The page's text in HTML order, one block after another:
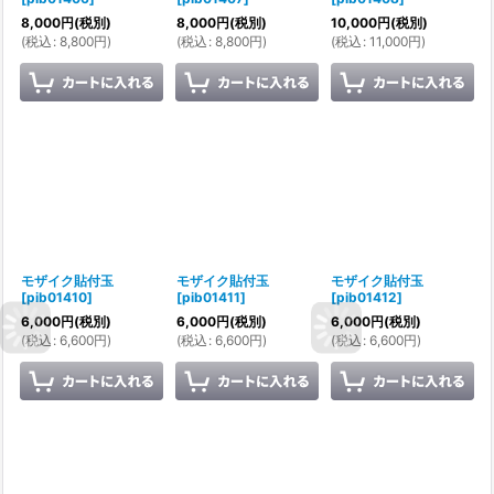
8,000円(税別)
(税込 : 8,800円)
8,000円(税別)
(税込 : 8,800円)
10,000円(税別)
(税込 : 11,000円)
モザイク貼付玉
[pib01410]
6,000円(税別)
(税込 : 6,600円)
モザイク貼付玉
[pib01411]
6,000円(税別)
(税込 : 6,600円)
モザイク貼付玉
[pib01412]
6,000円(税別)
(税込 : 6,600円)